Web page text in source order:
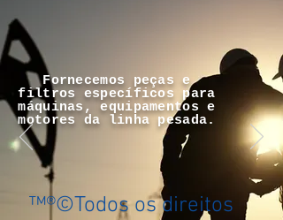
Fornecemos peças e
filtros específicos para
máquinas, equipamentos e
motores da linha pesada.
™®©Todos os direitos